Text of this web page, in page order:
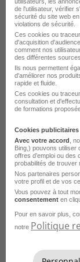
Voir plus
Voir
métier
Emploi
Emploi Agent
Emploi
de l'utilisateur, vérifier
sécurité du site web
violations de sécurité.
Ces cookies ou
d'acquisition
comment nos
des différentes
Ils nous permettent
d'améliorer nos
rapide et fluide.
Ces cookies ou
consultation et
de formations
Cookies publicitaires
Avec votre accord ,
Bing,) pouvons utiliser
offres d’emploi ou des
probabilités de trouver
Nos partenaires
votre profil et de vos
Vous pouvez à tout
consentement en
Pour en savoir plus,
notre Politique